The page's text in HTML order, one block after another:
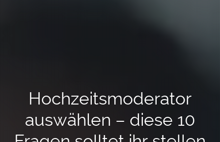
Hochzeitsmoderator
auswählen – diese 10